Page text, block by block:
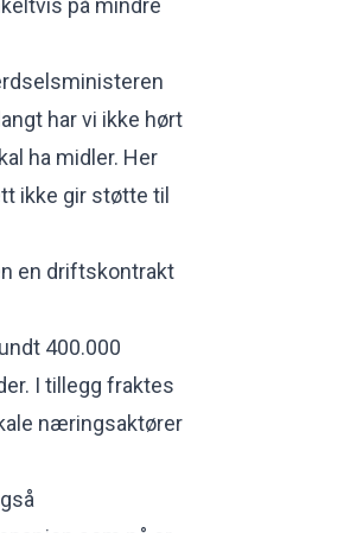
har vi ikke hørt
ha midler. Her
ikke gir støtte til
en driftskontrakt
400.000
I tillegg fraktes
næringsaktører